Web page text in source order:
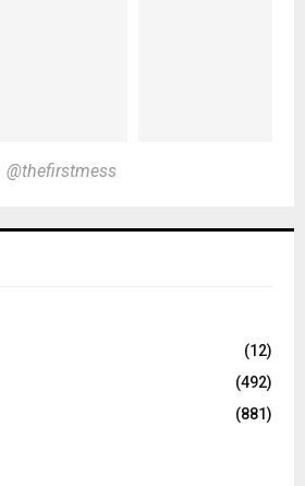
@thefirstmess
(12)
(492)
(881)